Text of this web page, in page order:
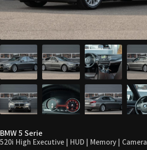
BMW 5 Serie
520i High Executive | HUD | Memory | Camera